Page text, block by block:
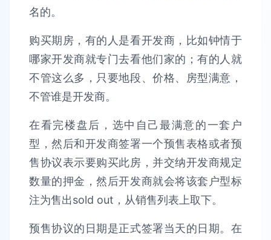
名的。
购买期房，有的人是看开发商，比如钟情于
哪家开发商就专门去看他们家的；有的人就
不管这么多，只要地段、价格、房型满意，
不管谁是开发商。
在看完楼盘后，选中自己最满意的一套户
型，然后和开发商签署一个预售表格或者预
售协议表示要购买此房，并交纳开发商规定
数量的押金，然后开发商就会将该套户型标
注为售出sold out，从销售列表上取下。
预售协议的日期是正式签署当天的日期。在